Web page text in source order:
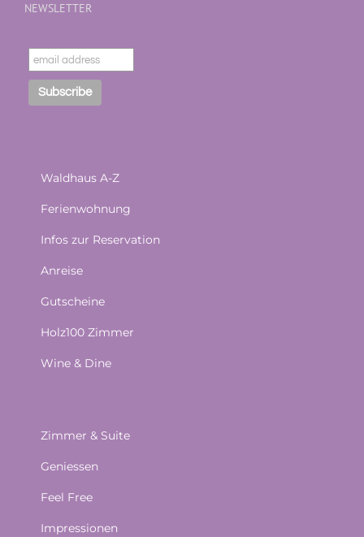
NEWSLETTER
Waldhaus A-Z
Ferienwohnung
Infos zur Reservation
Anreise
Gutscheine
Holz100 Zimmer
Wine & Dine
Zimmer & Suite
Geniessen
Feel Free
Impressionen